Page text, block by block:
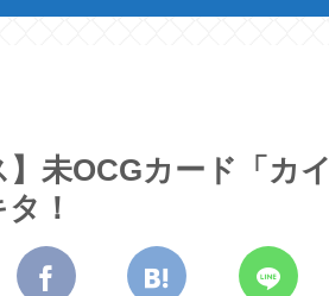
】未OCGカード「カ
！